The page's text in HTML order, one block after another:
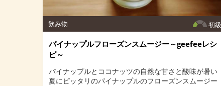
＜作り方＞
１．かぼちゃのピューレに、ラカント・シナモン・ナ
ツメグ・オールスパイスを混ぜ合わせる。
２．１．に温めたココナッツミルクを少しずつ加え混
ぜ合わせる。
３．コーヒーを加え、カップに注ぐ。
４．お好みでグラスフェッドバター、MTCオイルを加
えてできあがり。
初級
飲み物
パイナップルフローズンスムージー～geefeeレシ
ピ～
パイナップルとココナッツの自然な甘さと酸味が暑い
夏にピッタリのパイナップルのフローズンスムージー